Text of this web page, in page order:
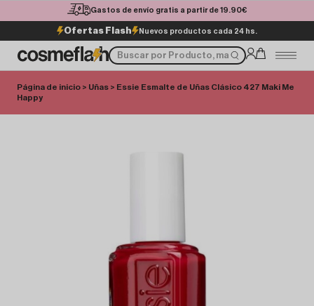
Gastos de envío gratis a partir de 19.90€
Ofertas Flash Nuevos productos cada 24 hs.
Página de inicio > Uñas > Essie Esmalte de Uñas Clásico 427 Maki Me
Happy